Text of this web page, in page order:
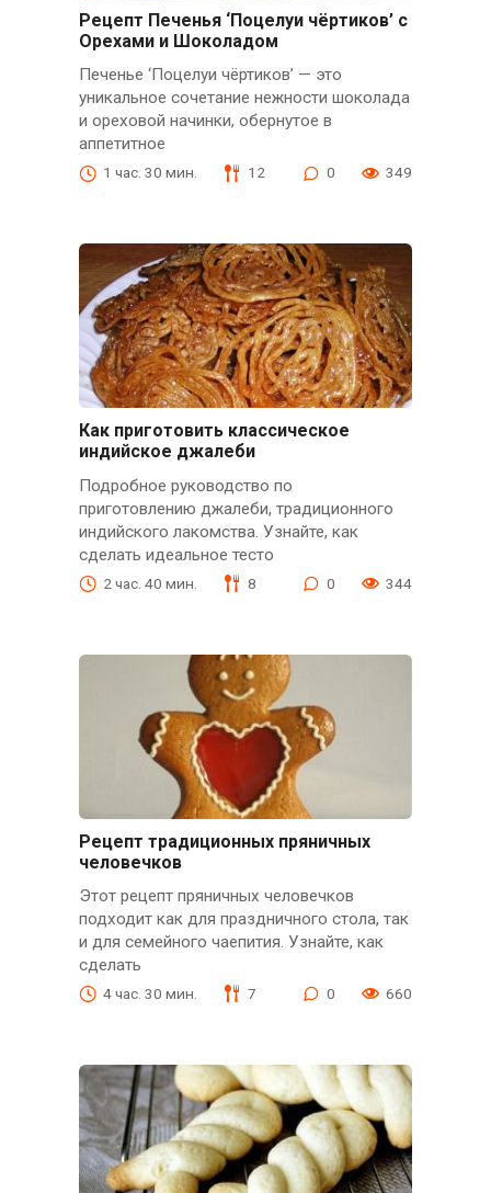
Рецепт Печенья ‘Поцелуи чёртиков’ с
Орехами и Шоколадом
Печенье ‘Поцелуи чёртиков’ — это
уникальное сочетание нежности шоколада
и ореховой начинки, обернутое в
аппетитное
1 час. 30 мин. 12 0 349
Как приготовить классическое
индийское джалеби
Подробное руководство по
приготовлению джалеби, традиционного
индийского лакомства. Узнайте, как
сделать идеальное тесто
2 час. 40 мин. 8 0 344
Рецепт традиционных пряничных
человечков
Этот рецепт пряничных человечков
подходит как для праздничного стола, так
и для семейного чаепития. Узнайте, как
сделать
4 час. 30 мин. 7 0 660